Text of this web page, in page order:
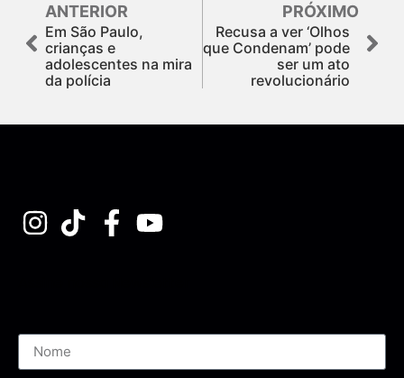
ANTERIOR
Em São Paulo,
crianças e
adolescentes na mira
da polícia
PRÓXIMO
Recusa a ver ‘Olhos
que Condenam’ pode
ser um ato
revolucionário